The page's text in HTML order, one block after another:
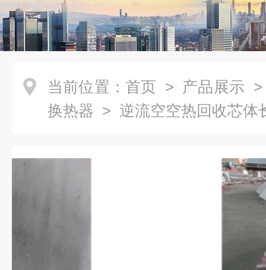
当前位置： 首页 > 产品展示
换热器 > 逆流空空热回收芯体